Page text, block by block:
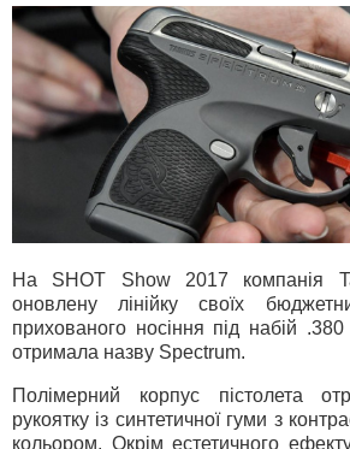
На SHOT Show 2017 компанія
оновлену лінійку своїх
прихованого носіння під набій
отримала назву Spectrum.
Полімерний корпус пістолета
рукоятку із синтетичної гуми з
кольором. Окрім естетичного